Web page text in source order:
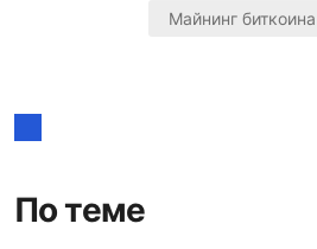
Навигация
Майнинг
По теме